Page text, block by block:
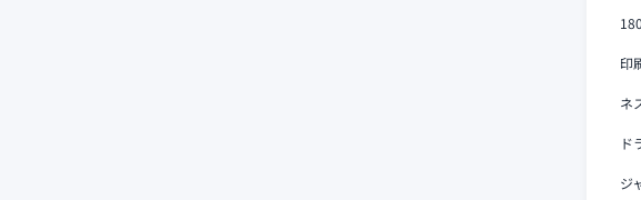
印
ネ
ド
ジ